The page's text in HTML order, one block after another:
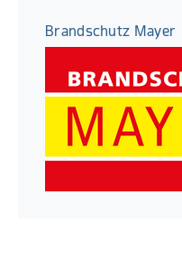
Brandschutz Mayer